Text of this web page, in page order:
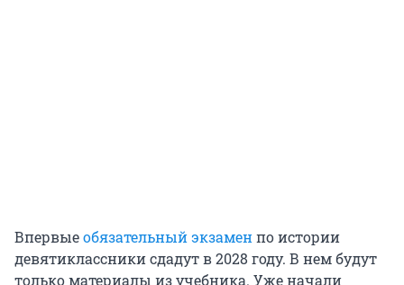
Впервыеобязательный экзаменпо истории
девятиклассники сдадут в 2028 году. В нем будут
только материалы из учебника. Уже начали